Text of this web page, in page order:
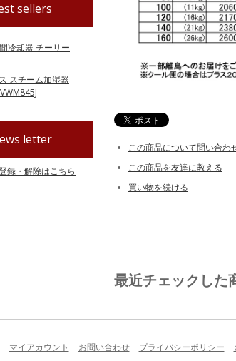
この商品について問い合わ
この商品を友達に教える
買い物を続ける
最近チェックした
sellers
冷却器 チーリー
スチーム加湿器
letter
録・解除はこちら
マイアカウント お問い合わせ プライバシーポリシー